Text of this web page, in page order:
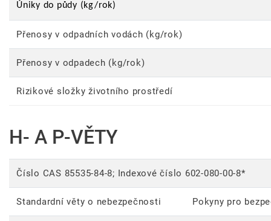
Úniky do půdy (kg/rok)
Přenosy v odpadních vodách (kg/rok)
Přenosy v odpadech (kg/rok)
Rizikové složky životního prostředí
H- A P-VĚTY
Číslo CAS 85535-84-8; Indexové číslo 602-080-00-8*
Standardní věty o nebezpečnosti Pokyny pro